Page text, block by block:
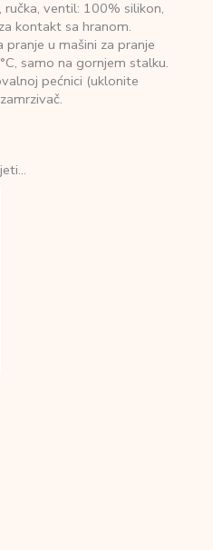
ventil: 100% silikon,
kontakt sa hranom.
u mašini za pranje
samo na gornjem stalku.
pećnici (uklonite